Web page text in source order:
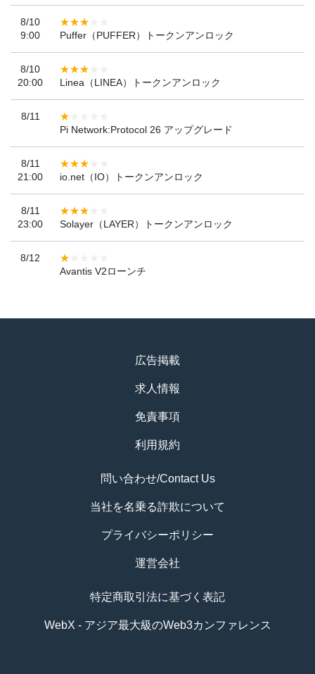
8/10
9:00
Puffer（PUFFER）トークンアンロック
8/10
20:00
Linea（LINEA）トークンアンロック
8/11
Pi Network:Protocol 26 アップグレード
8/11
21:00
io.net（IO）トークンアンロック
8/11
23:00
Solayer（LAYER）トークンアンロック
8/12
Avantis V2ローンチ
広告掲載
求人情報
免責事項
利用規約
問い合わせ/Contact Us
当社を名乗る詐欺について
プライバシーポリシー
運営会社
特定商取引法に基づく表記
WebX - アジア最大級のWeb3カンファレンス